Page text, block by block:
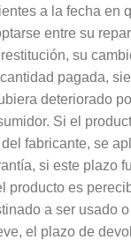
a la fecha en
entre su
su
pagada,
deteriorado
Si el
fabricante, se
si este plazo
producto es
a ser usado
el plazo de